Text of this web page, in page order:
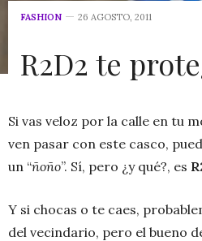
FASHION 26 AGOSTO, 2011
R2D2 te
Si vas veloz por la calle en tu
ven pasar con este casco,
un “ñoño”. Sí, pero ¿y qué?, es
Y si chocas o te caes,
del vecindario, pero el bueno